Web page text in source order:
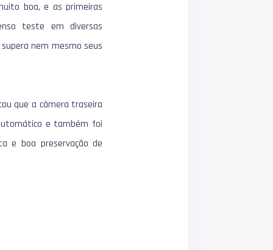
boa, e as primeiras
teste em diversas
nem mesmo seus
que a câmera traseira
e também foi
e boa preservação de